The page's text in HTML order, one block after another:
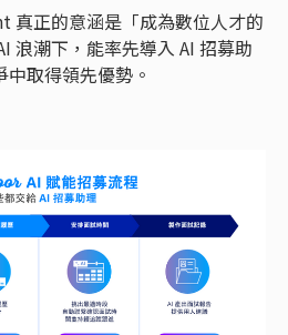
真正的意涵是「成為數位人才的
浪潮下，能率先導入 AI 招募助
取得領先優勢。